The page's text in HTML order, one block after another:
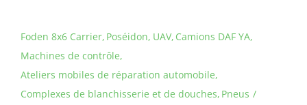
Foden 8x6 Carrier Poséidon UAV Camions DAF YA
Machines de contrôle
Ateliers mobiles de réparation automobile
Complexes de blanchisserie et de douches Pneus